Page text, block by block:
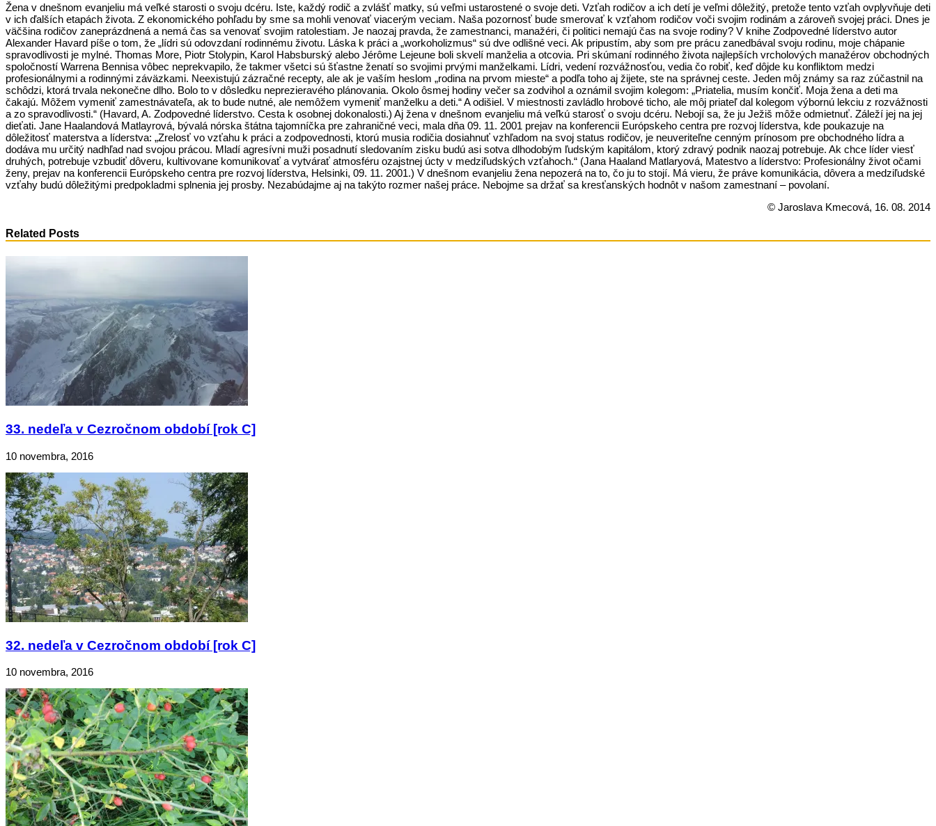
Žena v dnešnom evanjeliu má veľké starosti o svoju dcéru. Iste, každý rodič a zvlášť matky, sú veľmi ustarostené o svoje deti. Vzťah rodičov a ich detí je veľmi dôležitý, pretože tento vzťah ovplyvňuje deti
v ich ďalších etapách života. Z ekonomického pohľadu by sme sa mohli venovať viacerým veciam. Naša pozornosť bude smerovať k vzťahom rodičov voči svojim rodinám a zároveň svojej práci. Dnes je
väčšina rodičov zaneprázdnená a nemá čas sa venovať svojim ratolestiam. Je naozaj pravda, že zamestnanci, manažéri, či politici nemajú čas na svoje rodiny? V knihe Zodpovedné líderstvo autor
Alexander Havard píše o tom, že „lídri sú odovzdaní rodinnému životu. Láska k práci a „workoholizmus“ sú dve odlišné veci. Ak pripustím, aby som pre prácu zanedbával svoju rodinu, moje chápanie
spravodlivosti je mylné. Thomas More, Piotr Stolypin, Karol Habsburský alebo Jérôme Lejeune boli skvelí manželia a otcovia. Pri skúmaní rodinného života najlepších vrcholových manažérov obchodných
spoločností Warrena Bennisa vôbec neprekvapilo, že takmer všetci sú šťastne ženatí so svojimi prvými manželkami. Lídri, vedení rozvážnosťou, vedia čo robiť, keď dôjde ku konfliktom medzi
profesionálnymi a rodinnými záväzkami. Neexistujú zázračné recepty, ale ak je vaším heslom „rodina na prvom mieste“ a podľa toho aj žijete, ste na správnej ceste. Jeden môj známy sa raz zúčastnil na
schôdzi, ktorá trvala nekonečne dlho. Bolo to v dôsledku neprezieravého plánovania. Okolo ôsmej hodiny večer sa zodvihol a oznámil svojim kolegom: „Priatelia, musím končiť. Moja žena a deti ma
čakajú. Môžem vymeniť zamestnávateľa, ak to bude nutné, ale nemôžem vymeniť manželku a deti.“ A odišiel. V miestnosti zavládlo hrobové ticho, ale môj priateľ dal kolegom výbornú lekciu z rozvážnosti
a zo spravodlivosti.“ (Havard, A. Zodpovedné líderstvo. Cesta k osobnej dokonalosti.) Aj žena v dnešnom evanjeliu má veľkú starosť o svoju dcéru. Nebojí sa, že ju Ježiš môže odmietnuť. Záleží jej na jej
dieťati. Jane Haalandová Matlayrová, bývalá nórska štátna tajomníčka pre zahraničné veci, mala dňa 09. 11. 2001 prejav na konferencii Európskeho centra pre rozvoj líderstva, kde poukazuje na
dôležitosť materstva a líderstva: „Zrelosť vo vzťahu k práci a zodpovednosti, ktorú musia rodičia dosiahnuť vzhľadom na svoj status rodičov, je neuveriteľne cenným prínosom pre obchodného lídra a
dodáva mu určitý nadhľad nad svojou prácou. Mladí agresívni muži posadnutí sledovaním zisku budú asi sotva dlhodobým ľudským kapitálom, ktorý zdravý podnik naozaj potrebuje. Ak chce líder viesť
druhých, potrebuje vzbudiť dôveru, kultivovane komunikovať a vytvárať atmosféru ozajstnej úcty v medziľudských vzťahoch.“ (Jana Haaland Matlaryová, Matestvo a líderstvo: Profesionálny život očami
ženy, prejav na konferencii Európskeho centra pre rozvoj líderstva, Helsinki, 09. 11. 2001.) V dnešnom evanjeliu žena nepozerá na to, čo ju to stojí. Má vieru, že práve komunikácia, dôvera a medziľudské
vzťahy budú dôležitými predpokladmi splnenia jej prosby. Nezabúdajme aj na takýto rozmer našej práce. Nebojme sa držať sa kresťanských hodnôt v našom zamestnaní – povolaní.
© Jaroslava Kmecová, 16. 08. 2014
Related Posts
33. nedeľa v Cezročnom období [rok C]
10 novembra, 2016
32. nedeľa v Cezročnom období [rok C]
10 novembra, 2016